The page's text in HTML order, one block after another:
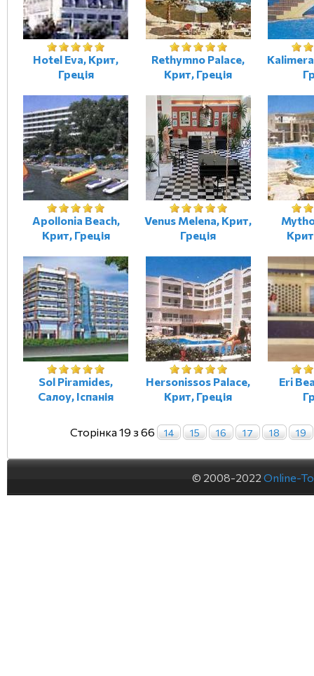
Hotel Eva, Крит,
Греція
Rethymno Palace,
Крит, Греція
Apollonia Beach,
Крит, Греція
Venus Melena, Крит,
Греція
Sol Piramides,
Салоу, Іспанія
Hersonissos Palace,
Крит, Греція
Eri
Сторінка 19 з 66 14 15 16 17 18 19
© 2008-2022 Online-